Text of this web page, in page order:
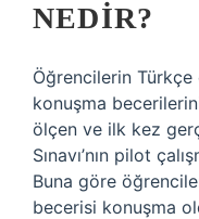
NEDIR?
Öğrencilerin
konuşma
ölçen ve ilk kez
Sınavı’nın pilot
Buna göre
becerisi konuşma